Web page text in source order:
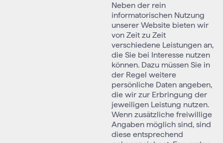
Neben der rein
informatorischen Nutzung
unserer Website bieten wir
von Zeit zu Zeit
verschiedene Leistungen an,
die Sie bei Interesse nutzen
können. Dazu müssen Sie in
der Regel weitere
persönliche Daten angeben,
die wir zur Erbringung der
jeweiligen Leistung nutzen.
Wenn zusätzliche freiwillige
Angaben möglich sind, sind
diese entsprechend